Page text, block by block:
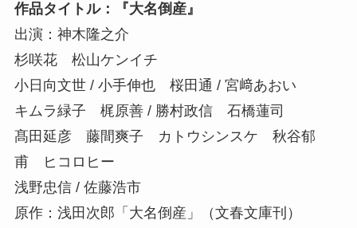
作品タイトル：『大名倒産』
出演：神木隆之介
杉咲花 松山ケンイチ
小日向文世 / 小手伸也 桜田通 / 宮﨑あおい
キムラ緑子 梶原善 / 勝村政信 石橋蓮司
髙田延彦 藤間爽子 カトウシンスケ 秋谷郁
甫 ヒコロヒー
浅野忠信 / 佐藤浩市
原作：浅田次郎「大名倒産」（文春文庫刊）